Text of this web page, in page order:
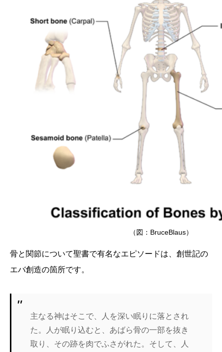
（図：BruceBlaus）
骨と関節について聖書で有名なエピソードは、創世記の
エバ創造の箇所です。
主なる神はそこで、人を深い眠りに落とされ
た。人が眠り込むと、あばら骨の一部を抜き
取り、その跡を肉でふさがれた。そして、人